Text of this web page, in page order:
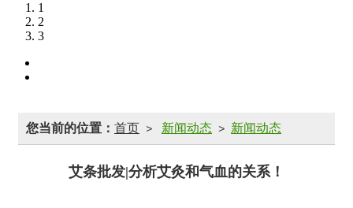
1
2
3
您当前的位置： 首页 > 新闻动态 > 新闻动态
艾条批发|分析艾灸和气血的关系！